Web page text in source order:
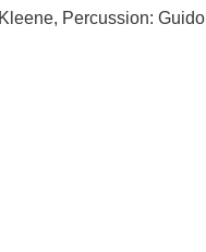
Percussion: Guido